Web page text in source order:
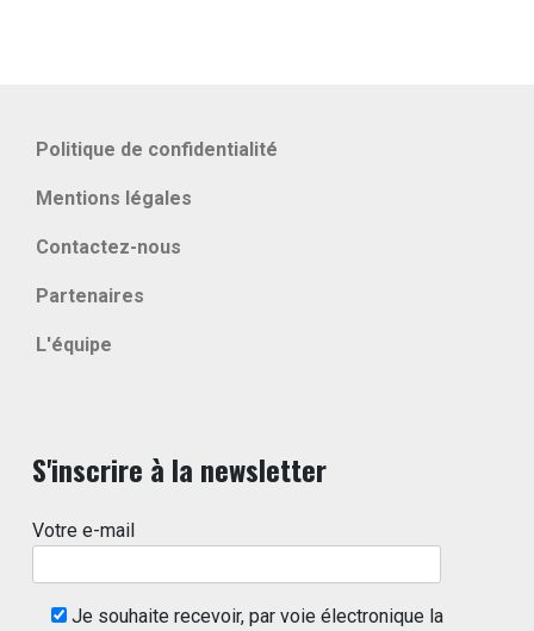
Politique de confidentialité
Mentions légales
Contactez-nous
Partenaires
L'équipe
S'inscrire à la newsletter
Votre e-mail
Je souhaite recevoir, par voie électronique la